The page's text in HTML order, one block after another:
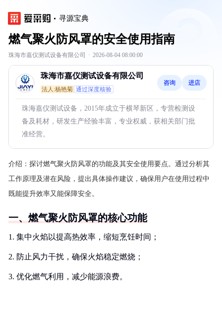
寻源宝典
燃气聚火防风罩的安全使用指南
珠海市嘉仪测试设备有限公司 · 2026-08-04 08:00:00
珠海市嘉仪测试设备有限公司
法人:杨艳菊 通过深度核验
咨询 进店
珠海嘉仪测试设备，2015年成立于横琴新区，专营检测设
备及耗材，研发生产经验丰富，专业权威，获相关部门批
准经营。
介绍： 探讨燃气聚火防风罩的功能及其安全使用要点。通过分析其
工作原理及潜在风险，提出具体操作建议，确保用户在使用过程中
既能提升效率又能保障安全。
一、燃气聚火防风罩的核心功能
1. 集中火焰以提高热效率，缩短烹饪时间；
2. 防止风力干扰，确保火焰稳定燃烧；
3. 优化燃气利用，减少能源浪费。